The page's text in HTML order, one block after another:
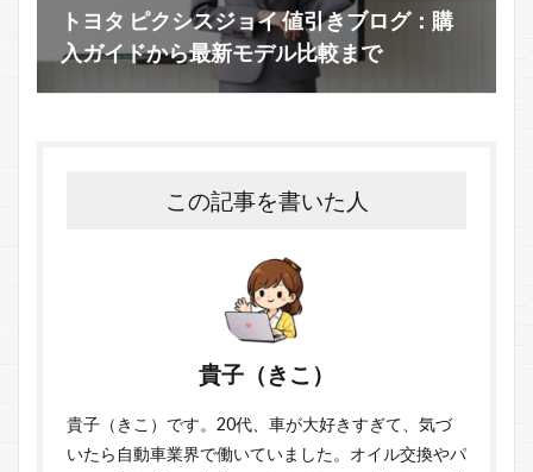
トヨタ ピクシスジョイ 値引きブログ：購
入ガイドから最新モデル比較まで
この記事を書いた人
貴子（きこ）
貴子（きこ）です。20代、車が大好きすぎて、気づ
いたら自動車業界で働いていました。オイル交換やパ